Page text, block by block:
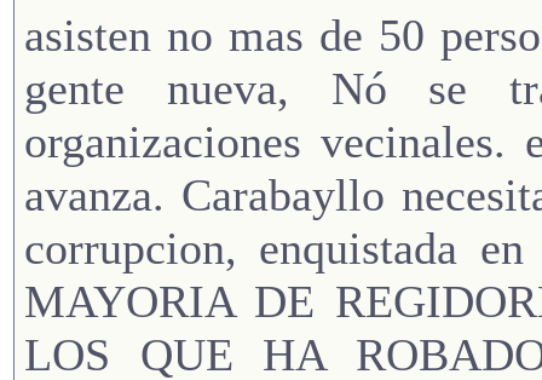
asisten no mas de 50
gente nueva, Nó se
organizaciones
avanza. Carabayllo
corrupcion, enquistada
MAYORIA DE
LOS QUE HA